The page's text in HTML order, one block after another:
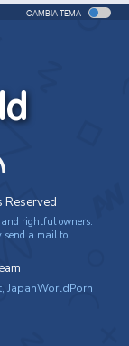
CAMBIA TEMA
Reserved
rightful owners.
send a mail to
, JapanWorldPorn